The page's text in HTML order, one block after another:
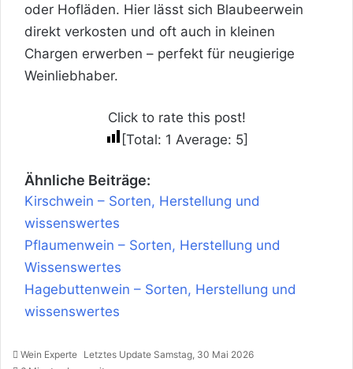
oder Hofläden. Hier lässt sich Blaubeerwein
direkt verkosten und oft auch in kleinen
Chargen erwerben – perfekt für neugierige
Weinliebhaber.
Click to rate this post!
[Total: 1 Average: 5]
Ähnliche Beiträge:
Kirschwein – Sorten, Herstellung und
wissenswertes
Pflaumenwein – Sorten, Herstellung und
Wissenswertes
Hagebuttenwein – Sorten, Herstellung und
wissenswertes
Wein Experte Letztes Update Samstag, 30 Mai 2026